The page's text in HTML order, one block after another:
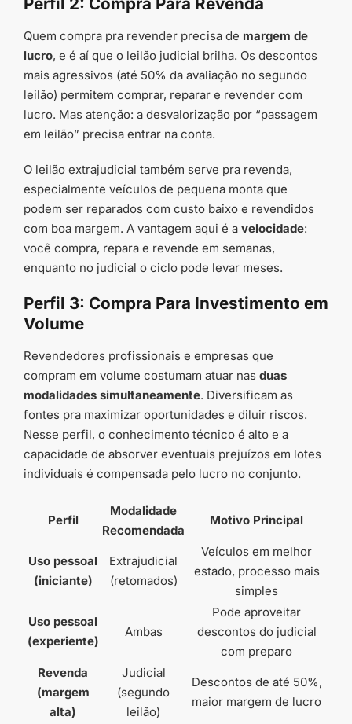
Quem compra pra revender precisa de margem de
lucro, e é aí que o leilão judicial brilha. Os descontos
mais agressivos (até 50% da avaliação no segundo
leilão) permitem comprar, reparar e revender com
lucro. Mas atenção: a desvalorização por “passagem
em leilão” precisa entrar na conta.
O leilão extrajudicial também serve pra revenda,
especialmente veículos de pequena monta que
podem ser reparados com custo baixo e revendidos
com boa margem. A vantagem aqui é a velocidade:
você compra, repara e revende em semanas,
enquanto no judicial o ciclo pode levar meses.
Perfil 3: Compra Para Investimento em
Volume
Revendedores profissionais e empresas que
compram em volume costumam atuar nas duas
modalidades simultaneamente. Diversificam as
fontes pra maximizar oportunidades e diluir riscos.
Nesse perfil, o conhecimento técnico é alto e a
capacidade de absorver eventuais prejuízos em lotes
individuais é compensada pelo lucro no conjunto.
Perfil
Modalidade
Recomendada
Motivo Principal
Uso pessoal
(iniciante)
Extrajudicial
(retomados)
Veículos em melhor
estado, processo mais
simples
Uso pessoal
(experiente)
Ambas
Pode aproveitar
descontos do judicial
com preparo
Revenda
(margem
alta)
Judicial
(segundo
leilão)
Descontos de até 50%,
maior margem de lucro